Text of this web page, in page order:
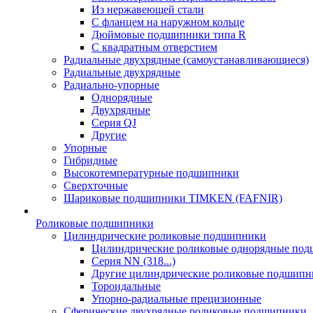
Из нержавеющей стали
С фланцем на наружном кольце
Дюймовые подшипники типа R
С квадратным отверстием
Радиальные двухрядные (самоустанавливающиеся)
Радиальные двухрядные
Радиально-упорные
Однорядные
Двухрядные
Серия QJ
Другие
Упорные
Гибридные
Высокотемпературные подшипники
Сверхточные
Шариковые подшипники TIMKEN (FAFNIR)
Роликовые подшипники
Цилиндрические роликовые подшипники
Цилиндрические роликовые однорядные
Серия NN (318...)
Другие цилиндрические роликовые
Тороидальные
Упорно-радиальные прецизионные